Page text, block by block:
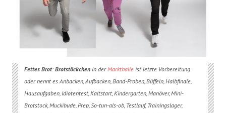
Fettes Brot:Brotstöckchenin derMarkthalleist letzte Vorbereitung
oder nennt es Anbacken, Aufbacken, Band-Proben, Büffeln, Halbfinale,
Hausaufgaben, Idiotentest, Kaltstart, Kindergarten, Manöver, Mini-
Brotstock, Muckibude, Prep, So-tun-als-ob, Testlauf, Trainingslager,